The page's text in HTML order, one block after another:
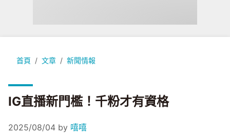
首頁 文章 新聞情報
IG直播新門檻！千粉才有資格
IG直播新門檻！千粉才有資格
2025/08/04 by 嘻嘻